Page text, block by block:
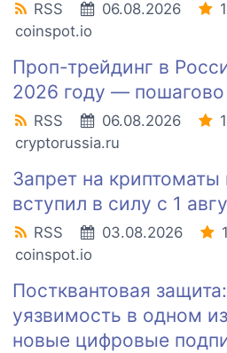
RSS 06.08.2026 1
coinspot.io
Проп-трейдинг в
2026 году — пошагово
RSS 06.08.2026 1
cryptorussia.ru
Запрет на
вступил в силу с 1
RSS 03.08.2026 1
coinspot.io
Постквантовая
уязвимость в одном
новые цифровые